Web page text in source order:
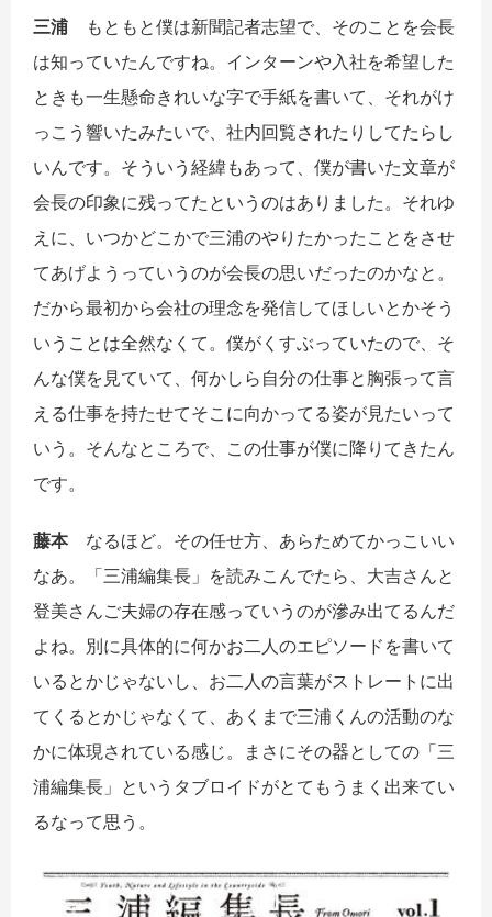
三浦 もともと僕は新聞記者志望で、そのことを会長
は知っていたんですね。インターンや入社を希望した
ときも一生懸命きれいな字で手紙を書いて、それがけ
っこう響いたみたいで、社内回覧されたりしてたらし
いんです。そういう経緯もあって、僕が書いた文章が
会長の印象に残ってたというのはありました。それゆ
えに、いつかどこかで三浦のやりたかったことをさせ
てあげようっていうのが会長の思いだったのかなと。
だから最初から会社の理念を発信してほしいとかそう
いうことは全然なくて。僕がくすぶっていたので、そ
んな僕を見ていて、何かしら自分の仕事と胸張って言
える仕事を持たせてそこに向かってる姿が見たいって
いう。そんなところで、この仕事が僕に降りてきたん
です。
藤本なるほど。その任せ方、あらためてかっこいい
なあ。「三浦編集長」を読みこんでたら、大吉さんと
登美さんご夫婦の存在感っていうのが滲み出てるんだ
よね。別に具体的に何かお二人のエピソードを書いて
いるとかじゃないし、お二人の言葉がストレートに出
てくるとかじゃなくて、あくまで三浦くんの活動のな
かに体現されている感じ。まさにその器としての「三
浦編集長」というタブロイドがとてもうまく出来てい
るなって思う。